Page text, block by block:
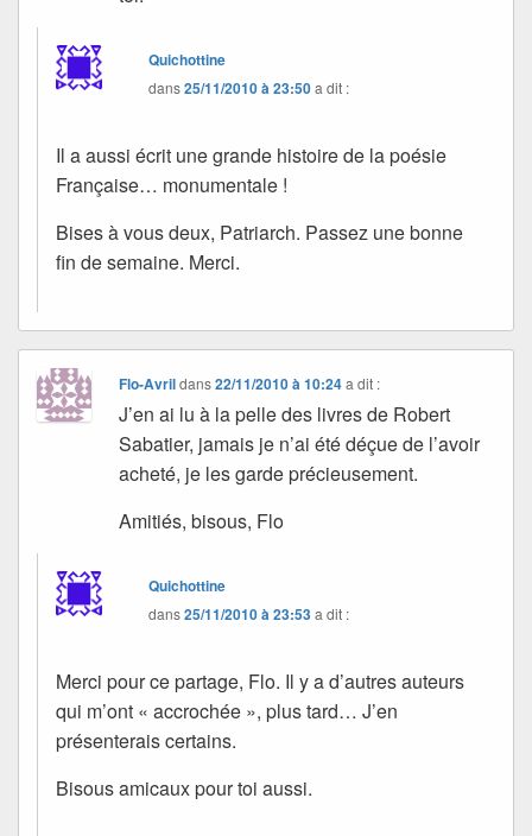
Quichottine
dans25/11/2010 à 23:50a dit :
Il a aussi écrit une grande histoire de la poésie
Française… monumentale !
Bises à vous deux, Patriarch. Passez une bonne
fin de semaine. Merci.
Flo-Avrildans22/11/2010 à 10:24 a dit :
J’en ai lu à la pelle des livres de Robert
Sabatier, jamais je n’ai été déçue de l’avoir
acheté, je les garde précieusement.
Amitiés, bisous, Flo
Quichottine
dans25/11/2010 à 23:53a dit :
Merci pour ce partage, Flo. Il y a d’autres auteurs
qui m’ont « accrochée », plus tard… J’en
présenterais certains.
Bisous amicaux pour toi aussi.